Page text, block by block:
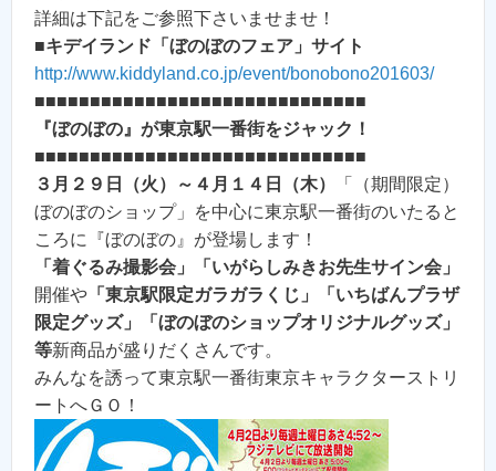
詳細は下記をご参照下さいませませ！
■キデイランド「ぼのぼのフェア」サイト
http://www.kiddyland.co.jp/event/bonobono201603/
■■■■■■■■■■■■■■■■■■■■■■■■■■■■■■
『ぼのぼの』が東京駅一番街をジャック！
■■■■■■■■■■■■■■■■■■■■■■■■■■■■■■
３月２９日（火）～４月１４日（木）
「（期間限定）
ぼのぼのショップ」を中心に東京駅一番街のいたると
ころに『ぼのぼの』が登場します！
「着ぐるみ撮影会」「いがらしみきお先生サイン会」
開催や 「東京駅限定ガラガラくじ」「いちばんプラザ
限定グッズ」「ぼのぼのショップオリジナルグッズ」
等新商品が盛りだくさんです。
みんなを誘って東京駅一番街東京キャラクターストリ
ートへＧＯ！